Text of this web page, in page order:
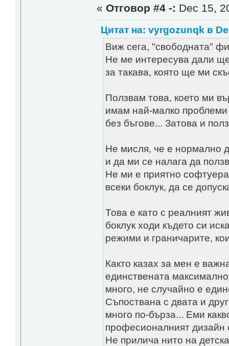
« Отговор #4 -: Dec 15,
Цитат на: vyrgozunqk в
Виж сега, "свободната"
Не ме интересува дали
за такава, която ще ми
Ползвам това, което ми
имам най-малко
без бъгове... Затова и
Не мисля, че е нормално
и да ми се налага да
Не ми е приятно
всеки боклук, да се
Това е като с реалният
боклук ходи където си
режими и граничарите,
Както казах за мен е
единствената
много, не случайно е
Съпоствана с двата и
много по-бърза... Еми
професионалният дизайн
Не прилича нито на